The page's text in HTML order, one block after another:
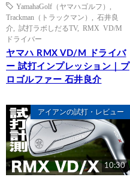
YamahaGolf（ヤマハゴルフ）
Trackman（トラックマン）
石井良
介
試打ラボしだるTV, RMX VD/M
ドライバー
ヤマハ RMX VD/M ドライバ
ー 試打インプレッション｜プ
ロゴルファー 石井良介
アイアンの試打・レビュー
10:30